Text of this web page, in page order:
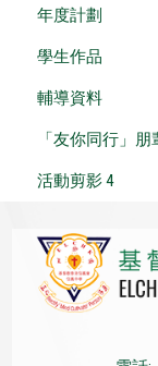
年度計劃
學生作品
輔導資料
「友你同行」
活動剪影 4